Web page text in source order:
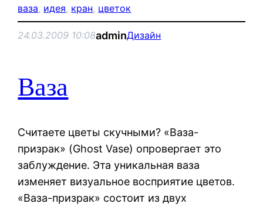
ваза, идея, кран, цветок
24.03.2009 10:08adminДизайн
Ваза
Считаете цветы скучными? «Ваза-
призрак» (Ghost Vase) опровергает это
заблуждение. Эта уникальная ваза
изменяет визуальное восприятие цветов.
«Ваза-призрак» состоит из двух